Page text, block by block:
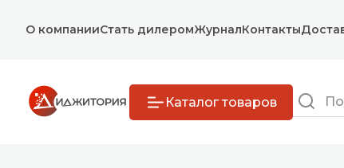
О компанииСтать дилеромЖурналКонтакты
Каталог товаров